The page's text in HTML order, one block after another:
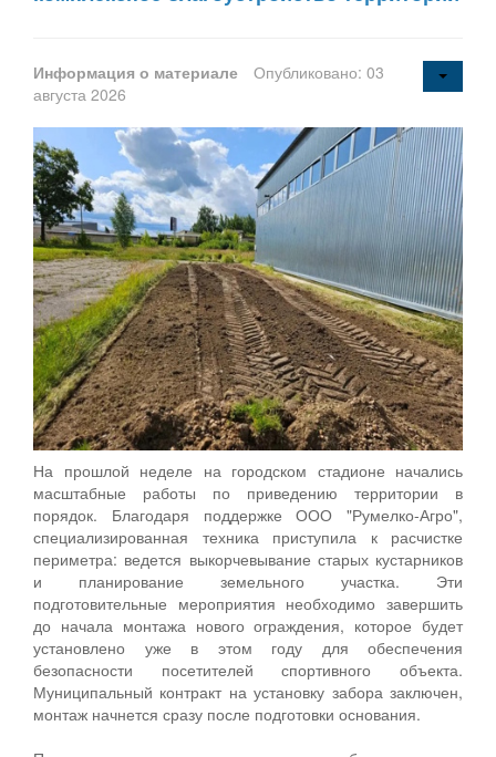
Информация о материале
Опубликовано: 03
августа 2026
На прошлой неделе на городском стадионе начались
масштабные работы по приведению территории в
порядок. Благодаря поддержке ООО "Румелко-Агро",
специализированная техника приступила к расчистке
периметра: ведется выкорчевывание старых кустарников
и планирование земельного участка. Эти
подготовительные мероприятия необходимо завершить
до начала монтажа нового ограждения, которое будет
установлено уже в этом году для обеспечения
безопасности посетителей спортивного объекта.
Муниципальный контракт на установку забора заключен,
монтаж начнется сразу после подготовки основания.